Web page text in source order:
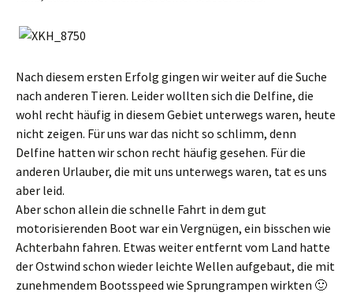
Nach diesem ersten Erfolg gingen wir weiter auf die Suche
nach anderen Tieren. Leider wollten sich die Delfine, die
wohl recht häufig in diesem Gebiet unterwegs waren, heute
nicht zeigen. Für uns war das nicht so schlimm, denn
Delfine hatten wir schon recht häufig gesehen. Für die
anderen Urlauber, die mit uns unterwegs waren, tat es uns
aber leid.
Aber schon allein die schnelle Fahrt in dem gut
motorisierenden Boot war ein Vergnügen, ein bisschen wie
Achterbahn fahren. Etwas weiter entfernt vom Land hatte
der Ostwind schon wieder leichte Wellen aufgebaut, die mit
zunehmendem Bootsspeed wie Sprungrampen wirkten 🙂